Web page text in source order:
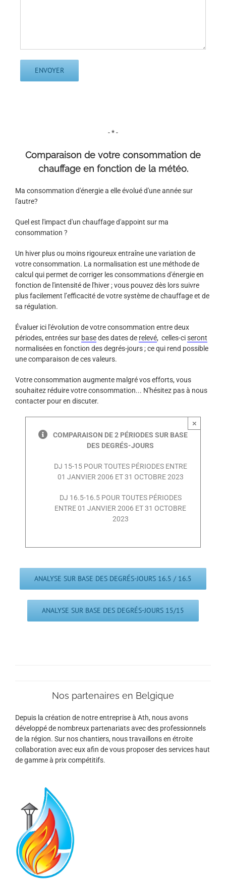
- * -
Comparaison de votre consommation de
chauffage en fonction de la météo.
Ma consommation d'énergie a elle évolué d'une année sur
l'autre?
Quel est l'impact d'un chauffage d'appoint sur ma
consommation ?
Un hiver plus ou moins rigoureux entraîne une variation de
votre consommation. La normalisation est une méthode de
calcul qui permet de corriger les consommations d'énergie en
fonction de l'intensité de l'hiver ; vous pouvez dès lors suivre
plus facilement l’efficacité de votre système de chauffage et de
sa régulation.
Évaluer ici l'évolution de votre consommation entre deux
périodes, entrées sur basedes dates de relevé, celles-ciseront
normalisées en fonction des degrés-jours ; ce qui rend possible
une comparaison de ces valeurs.
Votre consommation augmente malgré vos efforts, vous
souhaitez réduire votre consommation... N'hésitez pas à nous
contacter pour en discuter.
COMPARAISON DE 2 PÉRIODES SUR BASE
DES DEGRÉS-JOURS
DJ 15-15 POUR TOUTES PÉRIODES ENTRE
01 JANVIER 2006 ET 31 OCTOBRE 2023
DJ 16.5-16.5 POUR TOUTES PÉRIODES
ENTRE 01 JANVIER 2006 ET 31 OCTOBRE
2023
×
ANALYSE SUR BASE DES DEGRÉS-JOURS 16.5 / 16.5
ANALYSE SUR BASE DES DEGRÉS-JOURS 15/15
Nos partenaires en Belgique
Depuis la création de notre entreprise à Ath, nous avons
développé de nombreux partenariats avec des professionnels
de la région. Sur nos chantiers, nous travaillons en étroite
collaboration avec eux afin de vous proposer des services haut
de gamme à prix compétitifs.